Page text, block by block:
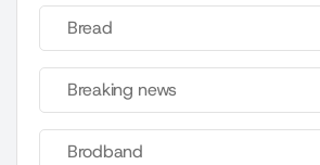
Bread
Breaking news
Brodband